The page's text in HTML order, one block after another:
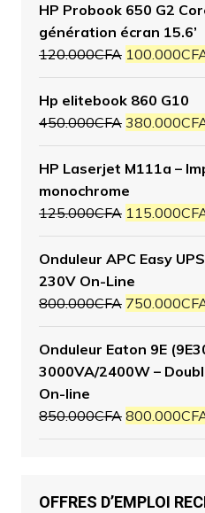
HP Probook 650 G2
génération écran 15.6’
120.000CFA 100.000
Hp elitebook 860 G10
450.000CFA 380.000
HP Laserjet M111a –
monochrome
125.000CFA 115.000
Onduleur APC Easy
230V On-Line
800.000CFA 750.000
Onduleur Eaton 9E
3000VA/2400W –
On-line
850.000CFA 800.000
OFFRES D’EMPLOI